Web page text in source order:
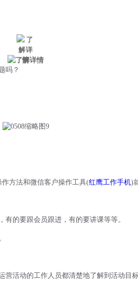
吗？
方法和微信客户操作工具(红鹰工作手机)
的要跟会员跟进，有的要讲课等等。
活动的工作人员都清楚地了解到活动目标